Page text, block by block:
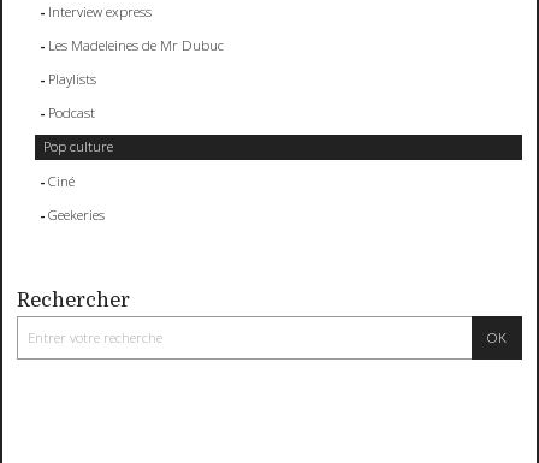
Interview express
Les Madeleines de Mr Dubuc
Playlists
Podcast
Pop culture
Ciné
Geekeries
Rechercher